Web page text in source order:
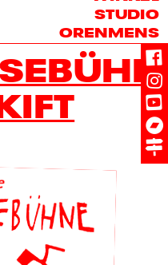
STUDIO
ORENMENS